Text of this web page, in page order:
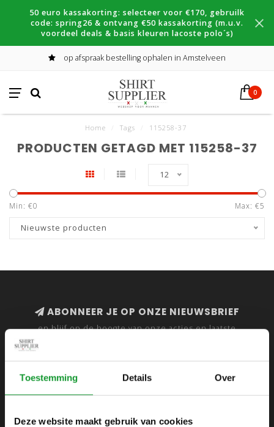
Toestemming Details Over
Deze website maakt gebruik van cookies
50 euro kassakorting: selecteer voor €170, gebruilk
code: spring26 & ontvang €50 kassakorting (m.u.v.
voordeel deals & basis kleuren lacoste polo´s)
op afspraak bestelling ophalen in Amstelveen
0
Home Tags 115258-37
PRODUCTEN GETAGD MET 115258-37
12
Min: €0 Max: €5
Nieuwste producten
ABONNEER JE OP ONZE NIEUWSBRIEF
en blijf op de hoogte van onze acties en laatste
SHIRTSUPPLIER.NL